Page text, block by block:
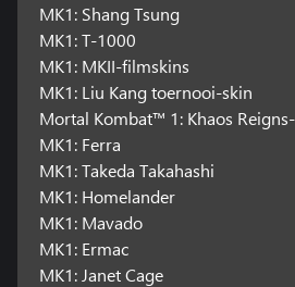
MK1: Shang Tsung
MK1: T-1000
MK1: MKII-filmskins
MK1: Liu Kang toernooi-skin
Mortal Kombat™ 1: Khaos
MK1: Ferra
MK1: Takeda Takahashi
MK1: Homelander
MK1: Mavado
MK1: Ermac
MK1: Janet Cage